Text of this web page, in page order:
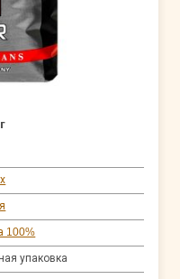
100%
упаковка